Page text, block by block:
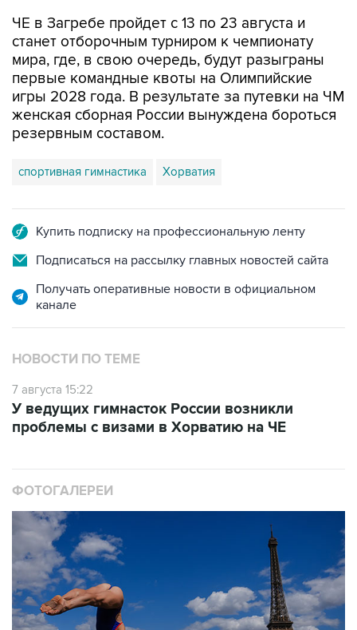
ЧЕ в Загребе пройдет с 13 по 23 августа и
станет отборочным турниром к чемпионату
мира, где, в свою очередь, будут разыграны
первые командные квоты на Олимпийские
игры 2028 года. В результате за путевки на ЧМ
женская сборная России вынуждена бороться
резервным составом.
спортивная гимнастика Хорватия
Купить подписку на профессиональную ленту
Подписаться на рассылку главных новостей сайта
Получать оперативные новости в официальном
канале
НОВОСТИ ПО ТЕМЕ
7 августа 15:22
У ведущих гимнасток России возникли
проблемы с визами в Хорватию на ЧЕ
ФОТОГАЛЕРЕИ